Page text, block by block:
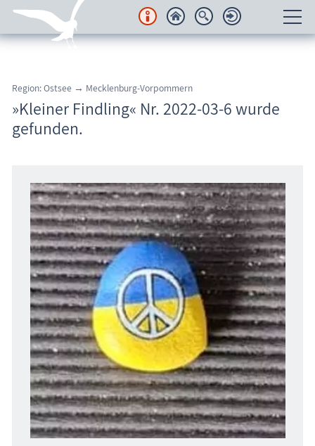
Regionales
Urlaubsorte
Freizeit
Wissenswertes
Veranstaltungen
Blog
Region: Ostsee → Mecklenburg-Vorpommern
»Kleiner Findling« Nr. 2022-03-6 wurde
gefunden.